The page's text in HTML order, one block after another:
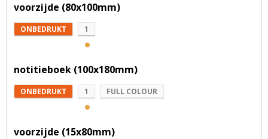
voorzijde (80x100mm)
ONBEDRUKT 1
notitieboek (100x180mm)
ONBEDRUKT 1 FULL COLOUR
voorzijde (15x80mm)